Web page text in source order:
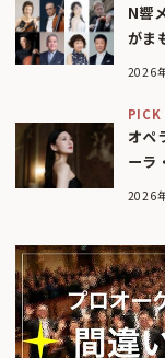
N響
がま
2026
PICK
オペ
ーラ
2026